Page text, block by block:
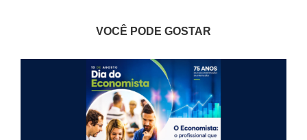
VOCÊ PODE GOSTAR